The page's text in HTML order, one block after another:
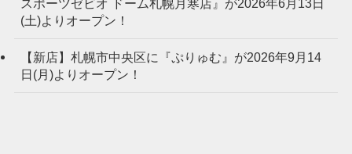
スポーツゼビオ ドーム札幌月寒店』が2026年6月13日
(土)よりオープン！
【新店】札幌市中央区に『ぷりゅむ』が2026年9月14
日(月)よりオープン！